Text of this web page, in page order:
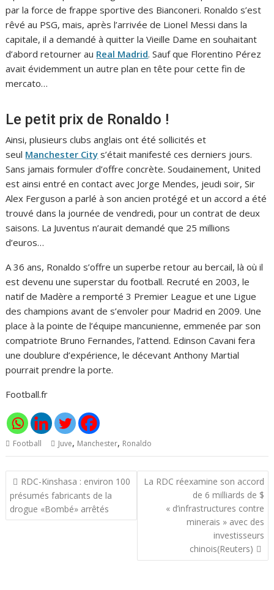
par la force de frappe sportive des Bianconeri. Ronaldo s’est
rêvé au PSG, mais, après l’arrivée de Lionel Messi dans la
capitale, il a demandé à quitter la Vieille Dame en souhaitant
d’abord retourner au Real Madrid. Sauf que Florentino Pérez
avait évidemment un autre plan en tête pour cette fin de
mercato…
Le petit prix de Ronaldo !
Ainsi, plusieurs clubs anglais ont été sollicités et
seul Manchester City s’était manifesté ces derniers jours.
Sans jamais formuler d’offre concrète. Soudainement, United
est ainsi entré en contact avec Jorge Mendes, jeudi soir, Sir
Alex Ferguson a parlé à son ancien protégé et un accord a été
trouvé dans la journée de vendredi, pour un contrat de deux
saisons. La Juventus n’aurait demandé que 25 millions
d’euros…
A 36 ans, Ronaldo s’offre un superbe retour au bercail, là où il
est devenu une superstar du football. Recruté en 2003, le
natif de Madère a remporté 3 Premier League et une Ligue
des champions avant de s’envoler pour Madrid en 2009. Une
place à la pointe de l’équipe mancunienne, emmenée par son
compatriote Bruno Fernandes, l’attend. Edinson Cavani fera
une doublure d’expérience, le décevant Anthony Martial
pourrait prendre la porte.
Football.fr
Football Juve, Manchester, Ronaldo
Navigation
de
l’article
RDC-Kinshasa : environ 100
présumés fabricants de la
drogue «Bombé» arrêtés
La RDC réexamine son accord
de 6 milliards de $
« d’infrastructures contre
minerais » avec des
investisseurs
chinois(Reuters)